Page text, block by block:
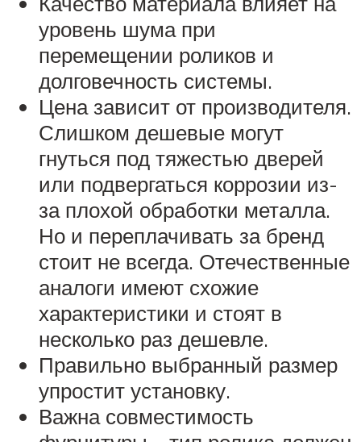
уровень шума при
перемещении роликов и
долговечность системы.
Цена зависит от производителя.
Слишком дешевые могут
гнуться под тяжестью дверей
или подвергаться коррозии из-
за плохой обработки металла.
Но и переплачивать за бренд
стоит не всегда. Отечественные
аналоги имеют схожие
характеристики и стоят в
несколько раз дешевле.
Правильно выбранный размер
упростит установку.
Важна совместимость